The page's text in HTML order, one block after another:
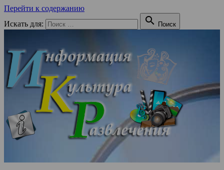
Перейти к содержанию
Искать для:
 Поиск